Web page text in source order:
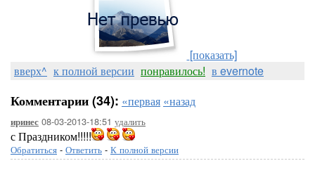
[показать]
вверх^ к полной версии понравилось! в evernote
Комментарии (34): «первая «назад
иринес 08-03-2013-18:51 удалить
с Праздником!!!!!
Обратиться - Ответить - К полной версии